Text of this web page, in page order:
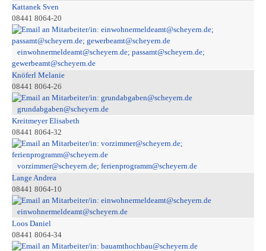
Kattanek Sven
08441 8064-20
einwohnermeldeamt@scheyern.de; passamt@scheyern.de;
gewerbeamt@scheyern.de
Knöferl Melanie
08441 8064-26
grundabgaben@scheyern.de
Kreitmeyer Elisabeth
08441 8064-32
vorzimmer@scheyern.de; ferienprogramm@scheyern.de
Lange Andrea
08441 8064-10
einwohnermeldeamt@scheyern.de
Loos Daniel
08441 8064-34